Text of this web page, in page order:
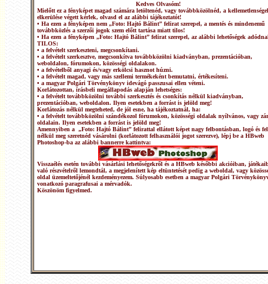
Kedves Olvasóm!
Mielőtt ez a fényképet magad számára letöltenéd, vagy továbbközölnéd, a
elkerülése végett kérlek, olvasd el az alábbi tájékoztatót!
• Ha ezen a fényképen nem „Foto: Hajtó Bálint” felirat szerepel, a mentés és mindenemű
továbbközlés a szerzői jogok szem előtt tartása miatt tilos!
• Ha ezen a fényképen „Foto: Hajtó Bálint” felirat szerepel, az alábbi lehetőségek
TILOS:
• a felvételt szerkeszteni, megcsonkítani.
• a felvételt szerkesztve, megcsonkítva továbbközölni kiadványban, prezentációban,
weboldalon, fórumokon, közösségi oldalakon.
• a felvételből anyagi és/vagy erkölcsi hasznot húzni.
• a felvételt magad, vagy más szellemi termékeként bemutatni, értékesíteni.
• a magyar Polgári Törvénykönyv idevágó passzusai ellen véteni.
Korlátozottan, írásbeli megállapodás alapján lehetséges:
• a felvételt továbbközölni további szerkesztés és csonkítás nélkül kiadványban,
prezentációban, weboldalon. Ilyen esetekben a forrást is jelöld meg!
Korlátozás nélkül megteheted, de jól esne, ha tájékoztatnál, ha:
• a felvételt továbbközölni szándékozol fórumokon, közösségi oldalak nyílvános, vagy
oldalain. Ilyen esetekben a forrást is jelöld meg!
Amennyiben a „Foto: Hajtó Bálint” felirattal ellátott képet nagy felbontásban, logó és
nélkül meg szeretnéd vásárolni (korlátozott felhasználói jogot szerezve), lépj be a HBweb
Photoshop-ba az alábbi bannerre kattintva:
Visszaélés esetén további vásárlási lehetőségekről és a HBweb későbbi akcióiban,
való részvételről lemondtál, a megjelenített kép eltüntetését pedig a weboldal, vagy
oldal üzemeltetőjénél kezdeményezem. Súlyosabb esetben a magyar Polgári
vonatkozó paragrafusai a mérvadók.
Köszönöm figyelmed.